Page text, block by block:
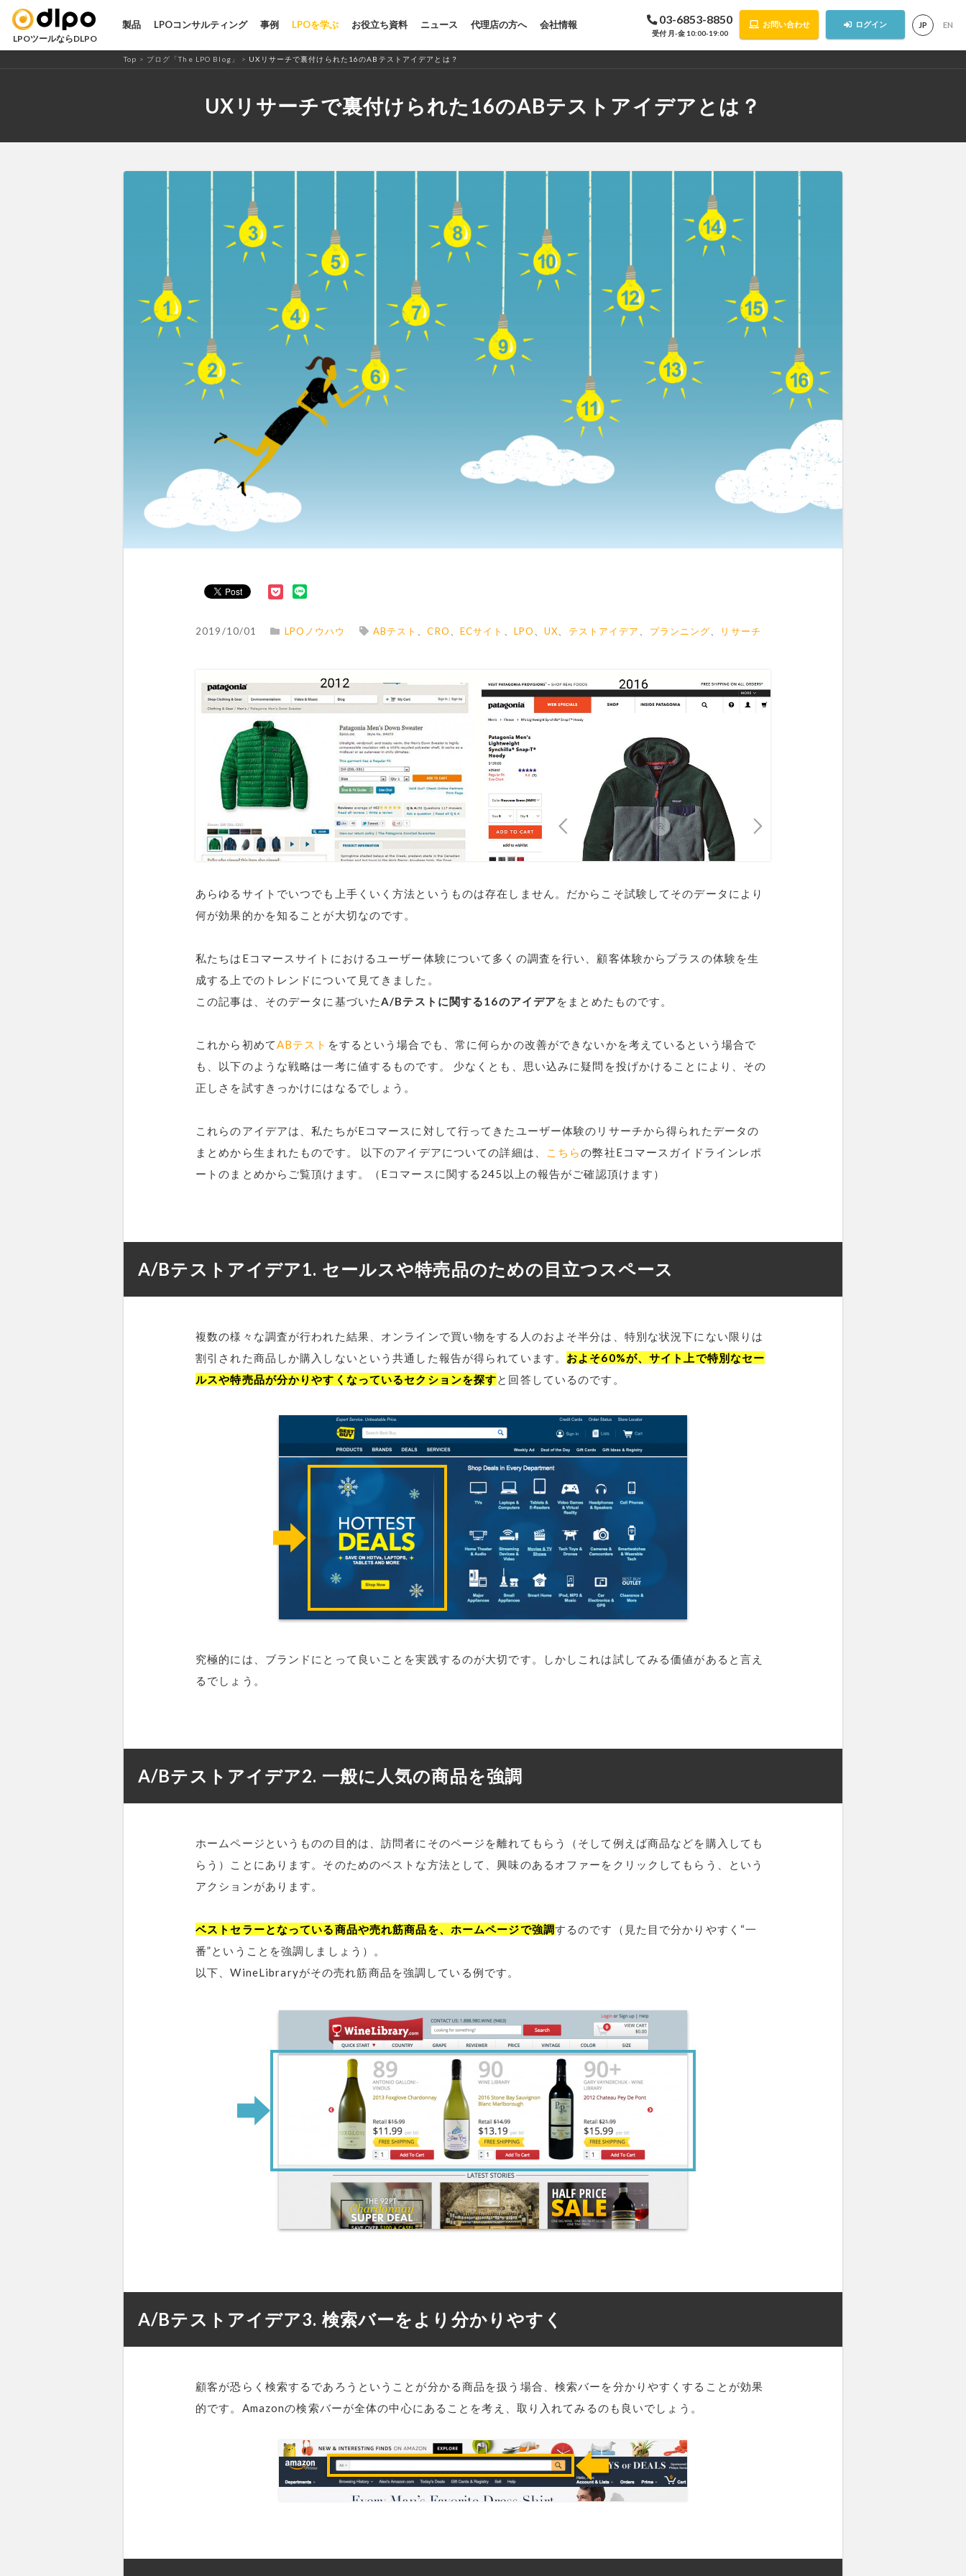
LPO・ABテストツール「DLPO」
LPOツールならDLPO
03-6853-8850
受付 月-金 10:00-19:00
お問い合わせ ログイン JP EN
製品 LPOコンサルティング 事例 LPOを学ぶ お役立ち資料 ニュース 代理店の方へ 会社情報
Top > ブログ「The LPO Blog」 > UXリサーチで裏付けられた16のABテストアイデアとは？
UXリサーチで裏付けられた16のABテストアイデアとは？
2019/10/01 LPOノウハウ ABテスト 、CRO ECサイト LPO 、UX テストアイデア プランニング リサーチ
あらゆるサイトでいつでも上手くいく方法というものは存在しません。だからこそ試験してそのデータにより
何が効果的かを知ることが大切なのです。
私たちはEコマースサイトにおけるユーザー体験について多くの調査を行い、顧客体験からプラスの体験を生
成する上でのトレンドについて見てきました。
この記事は、そのデータに基づいたA/Bテストに関する16のアイデアをまとめたものです。
これから初めてABテスト をするという場合でも、常に何らかの改善ができないかを考えているという場合で
も、以下のような戦略は一考に値するものです。 少なくとも、思い込みに疑問を投げかけることにより、その
正しさを試すきっかけにはなるでしょう。
これらのアイデアは、私たちがEコマースに対して行ってきたユーザー体験のリサーチから得られたデータの
まとめから生まれたものです。 以下のアイデアについての詳細は、
こちらの弊社Eコマースガイドラインレポ
ートのまとめからご覧頂けます。（Eコマースに関する245以上の報告がご確認頂けます）
A/Bテストアイデア1. セールスや特売品のための目立つスペース
複数の様々な調査が行われた結果、オンラインで買い物をする人のおよそ半分は、特別な状況下にない限りは
割引された商品しか購入しないという共通した報告が得られています。 およそ60%が、サイト上で特別なセー
ルスや特売品が分かりやすくなっているセクションを探すと回答しているのです。
究極的には、ブランドにとって良いことを実践するのが大切です。しかしこれは試してみる価値があると言え
るでしょう。
A/Bテストアイデア2. 一般に人気の商品を強調
ホームページというものの目的は、訪問者にそのページを離れてもらう（そして例えば商品などを購入しても
らう）ことにあります。そのためのベストな方法として、興味のあるオファーをクリックしてもらう、という
アクションがあります。
ベストセラーとなっている商品や売れ筋商品を、ホームページで強調するのです（見た目で分かりやすく“一
番”ということを強調しましょう）。
以下、WineLibraryがその売れ筋商品を強調している例です。
A/Bテストアイデア3. 検索バーをより分かりやすく
顧客が恐らく検索するであろうということが分かる商品を扱う場合、検索バーを分かりやすくすることが効果
的です。Amazonの検索バーが全体の中心にあることを考え、取り入れてみるのも良いでしょう。